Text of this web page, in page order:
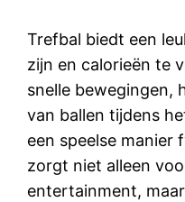
Trefbal biedt een
zijn en calorieën te
snelle bewegingen,
van ballen tijdens
een speelse manier
zorgt niet alleen
entertainment,